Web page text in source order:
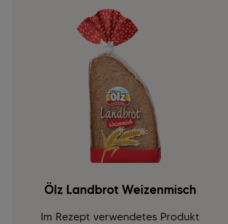
Ölz Landbrot Weizenmisch
Im Rezept verwendetes Produkt